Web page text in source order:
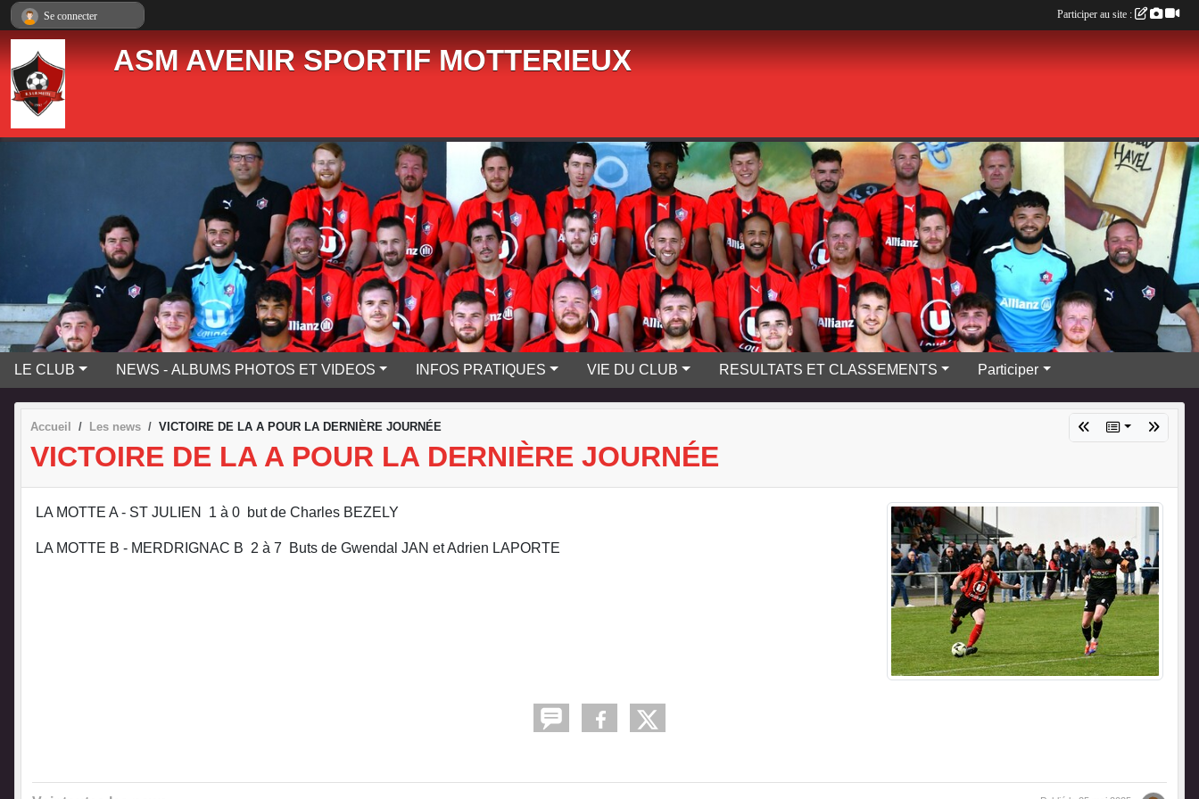
ASM AVENIR SPORTIF MOTTERIEUX
LE CLUB NEWS - ALBUMS PHOTOS ET VIDEOS INFOS PRATIQUES VIE DU CLUB RESULTATS ET CLASSEMENTS Participer
Accueil Les news VICTOIRE DE LA A POUR LA DERNIÈRE JOURNÉE
VICTOIRE DE LA A POUR LA DERNIÈRE JOURNÉE
LA MOTTE A - ST JULIEN 1 à 0 but de Charles BEZELY
LA MOTTE B - MERDRIGNAC B 2 à 7 Buts de Gwendal JAN et Adrien LAPORTE
Se connecter Participer au site :
Panneau de gestion des cookies